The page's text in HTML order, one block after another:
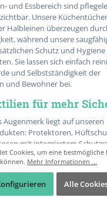
und Essbereich sind
Unsere
Halbleinen überzeugen
während unsere
Schutz und
Sie lassen sich einfach
und Selbstständigkeit der
und Bewohner bei.
für mehr
Augenmerk liegt auf unseren
Protektoren,
mit integriertem
bei Stürzen zu
Sicherheit mit Komfort
in Pflegeheimen
Cookies, um eine
Mehr Informationen ...
Alle